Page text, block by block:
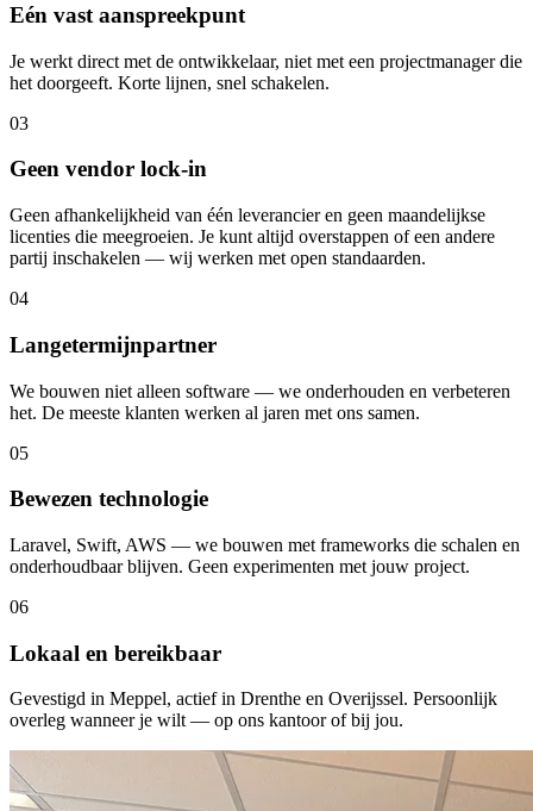
Eén vast aanspreekpunt
Je werkt direct met de ontwikkelaar, niet met een projectmanager die
het doorgeeft. Korte lijnen, snel schakelen.
03
Geen vendor lock-in
Geen afhankelijkheid van één leverancier en geen maandelijkse
licenties die meegroeien. Je kunt altijd overstappen of een andere
partij inschakelen — wij werken met open standaarden.
04
Langetermijnpartner
We bouwen niet alleen software — we onderhouden en verbeteren
het. De meeste klanten werken al jaren met ons samen.
05
Bewezen technologie
Laravel, Swift, AWS — we bouwen met frameworks die schalen en
onderhoudbaar blijven. Geen experimenten met jouw project.
06
Lokaal en bereikbaar
Gevestigd in Meppel, actief in Drenthe en Overijssel. Persoonlijk
overleg wanneer je wilt — op ons kantoor of bij jou.